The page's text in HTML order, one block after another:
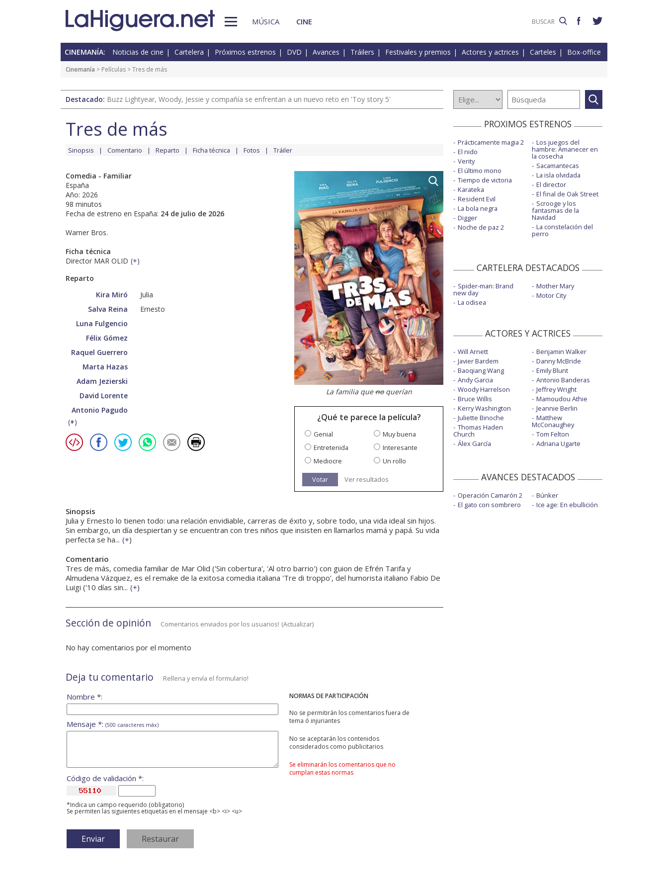
MÚSICA CINE
CINEMANÍA: Noticias de cine Cartelera Próximos estrenos DVD Avances Tráilers Festivales y premios Actores y actrices Carteles Box-office
Cinemanía > Películas > Tres de más
Destacado: Buzz Lightyear, Woody, Jessie y compañía se enfrentan a un nuevo reto en 'Toy story 5'
Tres de más
Sinopsis Comentario Reparto Ficha técnica Fotos Tráiler
Comedia - Familiar
España
Año: 2026
98 minutos
Fecha de estreno en España: 24 de julio de 2026
Warner Bros.
Ficha técnica
Director MAR OLID (+)
Reparto
Kira Miró
Julia
Salva Reina
Ernesto
Luna Fulgencio
Félix Gómez
Raquel Guerrero
Marta Hazas
Adam Jezierski
David Lorente
Antonio Pagudo
(+)
La familia quenoquerían
¿Qué te parece la película?
Genial
Muy buena
Entretenida
Interesante
Mediocre
Un rollo
Votar Ver resultados
Sinopsis
Julia y Ernesto lo tienen todo: una relación envidiable, carreras de éxito y, sobre todo, una vida ideal sin hijos.
Sin embargo, un día despiertan y se encuentran con tres niños que insisten en llamarlos mamá y papá. Su vida
perfecta se ha... (+)
Comentario
Tres de más, comedia familiar de Mar Olid ('Sin cobertura', 'Al otro barrio') con guion de Efrén Tarifa y
Almudena Vázquez, es el remake de la exitosa comedia italiana 'Tre di troppo', del humorista italiano Fabio De
Luigi ('10 días sin... (+)
Sección de opinión Comentarios enviados por los usuarios! (Actualizar)
No hay comentarios por el momento
Deja tu comentario Rellena y envía el formulario!
NORMAS DE PARTICIPACIÓN
No se permitirán los comentarios fuera de
tema ó injuriantes
No se aceptarán los contenidos
considerados como publicitarios
Se eliminarán los comentarios que no
cumplan estas normas
Nombre *:
Mensaje *: (500 caracteres máx)
Código de validación *:
*Indica un campo requerido (obligatorio)
Se permiten las siguientes etiquetas en el mensaje <b> <i> <u>
PROXIMOS ESTRENOS
Prácticamente magia 2
El nido
Verity
El último mono
Tiempo de victoria
Karateka
Resident Evil
La bola negra
Digger
Noche de paz 2
Los juegos del
hambre: Amanecer en
la cosecha
Sacamantecas
La isla olvidada
El director
El final de Oak Street
Scrooge y los
fantasmas de la
Navidad
La constelación del
perro
CARTELERA DESTACADOS
Spider-man: Brand
new day
La odisea
Mother Mary
Motor City
ACTORES Y ACTRICES
Will Arnett
Javier Bardem
Baoqiang Wang
Andy Garcia
Woody Harrelson
Bruce Willis
Kerry Washington
Juliette Binoche
Thomas Haden
Church
Álex García
Benjamin Walker
Danny McBride
Emily Blunt
Antonio Banderas
Jeffrey Wright
Mamoudou Athie
Jeannie Berlin
Matthew
McConaughey
Tom Felton
Adriana Ugarte
AVANCES DESTACADOS
Operación Camarón 2
El gato con sombrero
Búnker
Ice age: En ebullición